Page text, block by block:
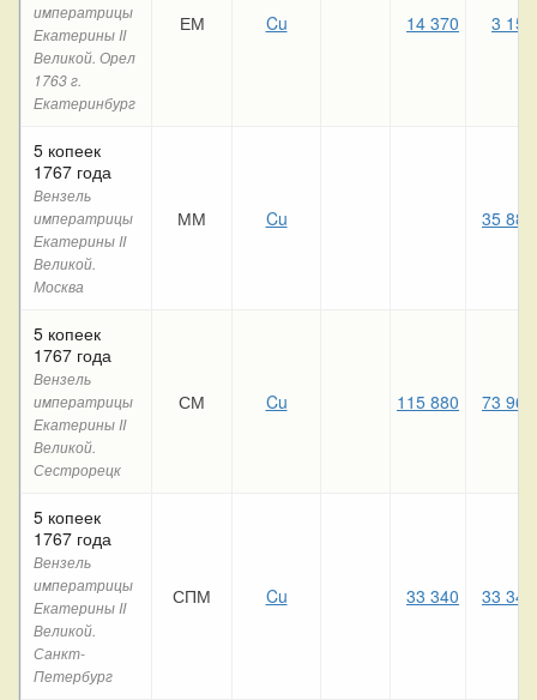
императрицы
Екатерины II
Великой. Орел
1763 г.
Екатеринбург
ЕМ Cu 14 370 3 150
5 копеек
1767 года
Вензель
императрицы
Екатерины II
Великой.
Москва
ММ Cu 35 880
5 копеек
1767 года
Вензель
императрицы
Екатерины II
Великой.
Сестрорецк
СМ Cu 115 880 73 960
5 копеек
1767 года
Вензель
императрицы
Екатерины II
Великой.
Санкт-
Петербург
СПМ Cu 33 340 33 340